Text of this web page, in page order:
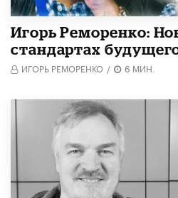
Игорь Реморенко:
стандартах
ИГОРЬ РЕМОРЕНКО / 6 МИН.